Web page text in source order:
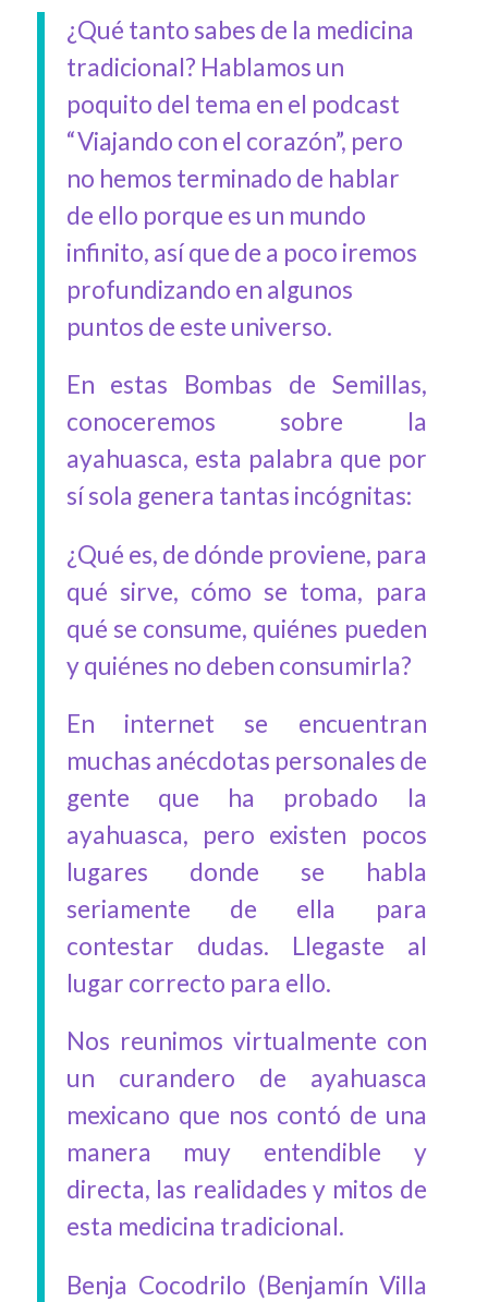
¿Qué tanto sabes de la medicina
tradicional? Hablamos un
poquito del tema en el podcast
“Viajando con el corazón”, pero
no hemos terminado de hablar
de ello porque es un mundo
infinito, así que de a poco iremos
profundizando en algunos
puntos de este universo.
En estas Bombas de Semillas,
conoceremos sobre la
ayahuasca, esta palabra que por
sí sola genera tantas incógnitas:
¿Qué es, de dónde proviene, para
qué sirve, cómo se toma, para
qué se consume, quiénes pueden
y quiénes no deben consumirla?
En internet se encuentran
muchas anécdotas personales de
gente que ha probado la
ayahuasca, pero existen pocos
lugares donde se habla
seriamente de ella para
contestar dudas. Llegaste al
lugar correcto para ello.
Nos reunimos virtualmente con
un curandero de ayahuasca
mexicano que nos contó de una
manera muy entendible y
directa, las realidades y mitos de
esta medicina tradicional.
Benja Cocodrilo (Benjamín Villa